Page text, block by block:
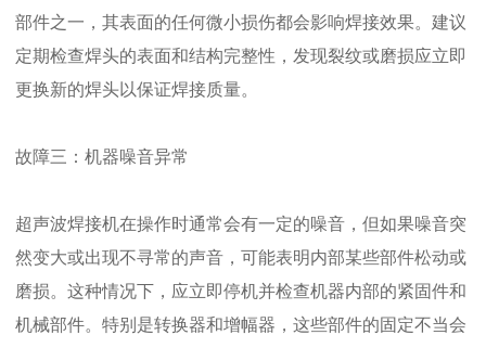
部件之一，其表面的任何微小损伤都会影响焊接效果。建议
定期检查焊头的表面和结构完整性，发现裂纹或磨损应立即
更换新的焊头以保证焊接质量。
故障三：机器噪音异常
超声波焊接机在操作时通常会有一定的噪音，但如果噪音突
然变大或出现不寻常的声音，可能表明内部某些部件松动或
磨损。这种情况下，应立即停机并检查机器内部的紧固件和
机械部件。特别是转换器和增幅器，这些部件的固定不当会